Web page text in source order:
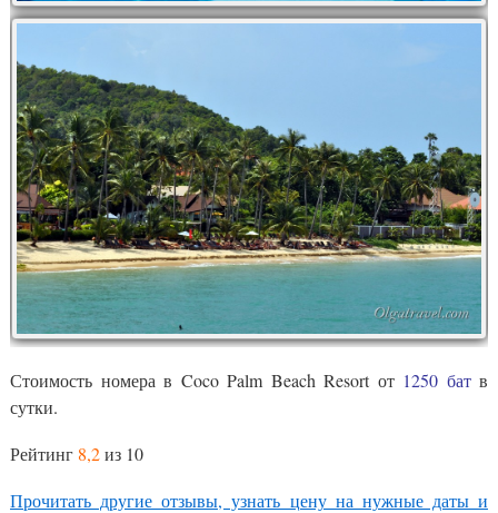
Стоимость номера в Coco Palm Beach Resort от 1250 батв
сутки.
Рейтинг 8,2из 10
Прочитать другие отзывы, узнать цену на нужные даты и